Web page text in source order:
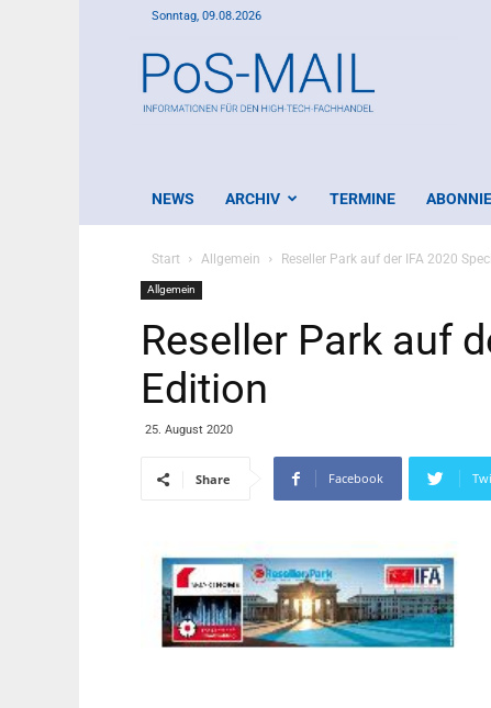
Sonntag, 09.08.2026
Mail
NEWS ARCHIV TERMINE
Start Allgemein Reseller Park auf der IFA 2020
Allgemein
Reseller Park auf
Edition
25. August 2020
Share Facebook